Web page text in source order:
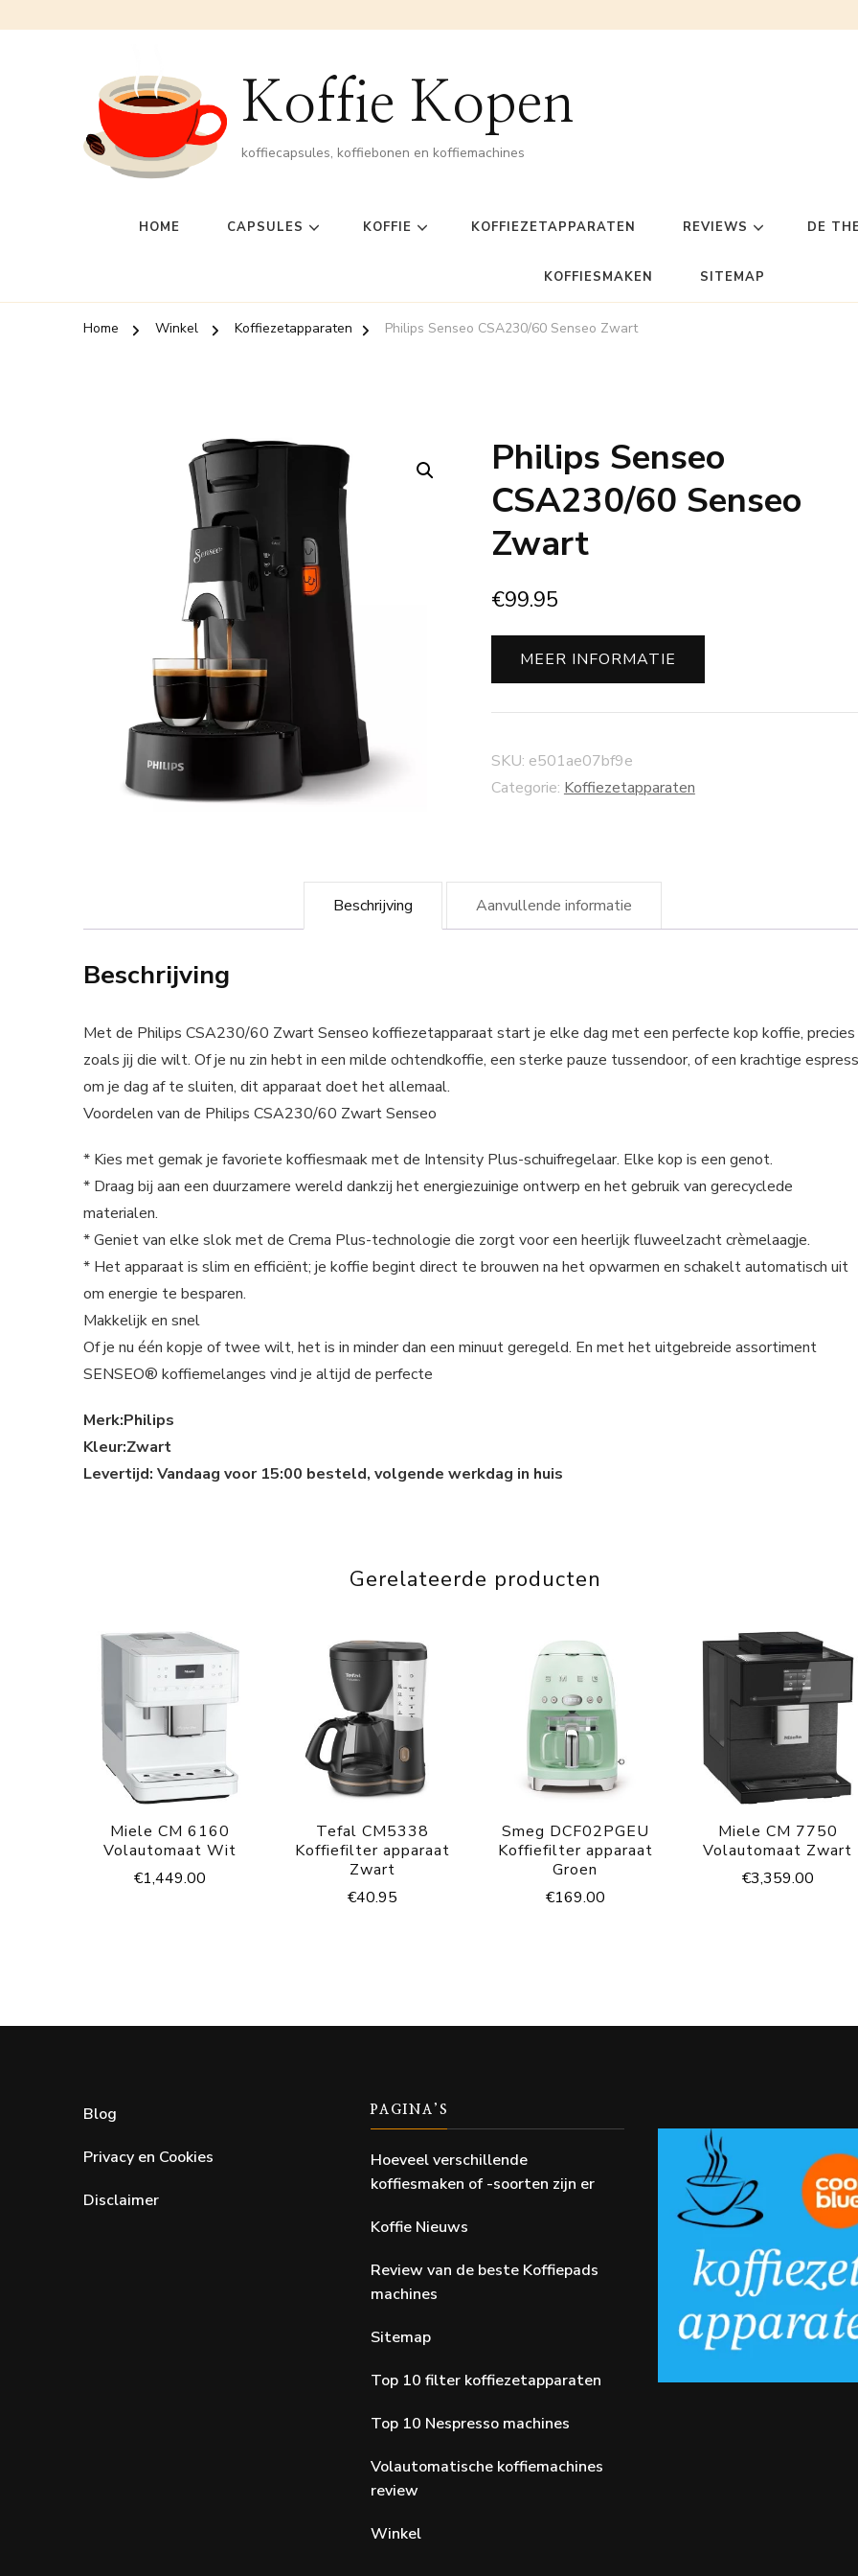
Koffie Kopen
koffiecapsules, koffiebonen en koffiemachines
HOME CAPSULES KOFFIE KOFFIEZETAPPARATEN REVIEWS DE
KOFFIESMAKEN SITEMAP
Home Winkel Koffiezetapparaten Philips Senseo CSA230/60 Senseo Zwart
Philips Senseo
CSA230/60 Senseo
Zwart
€99.95
MEER INFORMATIE
SKU: e501ae07bf9e
Categorie: Koffiezetapparaten
Beschrijving Aanvullende informatie
Beschrijving
Met de Philips CSA230/60 Zwart Senseo koffiezetapparaat start je elke dag met een perfecte kop koffie, precies
zoals jij die wilt. Of je nu zin hebt in een milde ochtendkoffie, een sterke pauze tussendoor, of een krachtige
om je dag af te sluiten, dit apparaat doet het allemaal.
Voordelen van de Philips CSA230/60 Zwart Senseo
* Kies met gemak je favoriete koffiesmaak met de Intensity Plus-schuifregelaar. Elke kop is een genot.
* Draag bij aan een duurzamere wereld dankzij het energiezuinige ontwerp en het gebruik van gerecyclede
materialen.
* Geniet van elke slok met de Crema Plus-technologie die zorgt voor een heerlijk fluweelzacht crèmelaagje.
* Het apparaat is slim en efficiënt; je koffie begint direct te brouwen na het opwarmen en schakelt automatisch uit
om energie te besparen.
Makkelijk en snel
Of je nu één kopje of twee wilt, het is in minder dan een minuut geregeld. En met het uitgebreide assortiment
SENSEO® koffiemelanges vind je altijd de perfecte
Merk:Philips
Kleur:Zwart
Levertijd: Vandaag voor 15:00 besteld, volgende werkdag in huis
Gerelateerde producten
Miele CM 6160
Volautomaat Wit
€1,449.00
Tefal CM5338
Koffiefilter apparaat
Zwart
€40.95
Smeg DCF02PGEU
Koffiefilter apparaat
Groen
€169.00
Miele CM 7750
Volautomaat Zwart
€3,359.00
Blog
Privacy en Cookies
Disclaimer
PAGINA’S
Hoeveel verschillende
koffiesmaken of -soorten zijn er
Koffie Nieuws
Review van de beste Koffiepads
machines
Sitemap
Top 10 filter koffiezetapparaten
Top 10 Nespresso machines
Volautomatische koffiemachines
review
Winkel